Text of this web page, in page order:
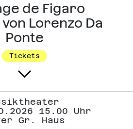
de Figaro
Lorenzo Da
Ponte
Tickets
15.00 Uhr
Gr. Haus